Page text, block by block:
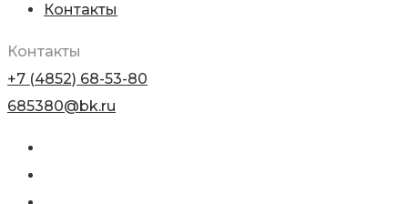
Контакты
Контакты
+7 (4852) 68-53-80
685380@bk.ru